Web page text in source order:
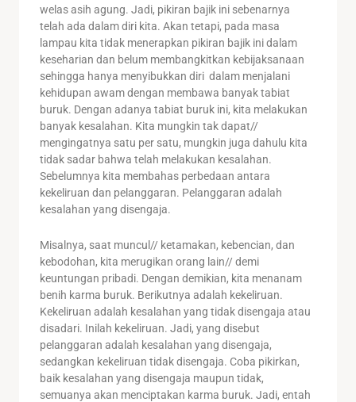
welas asih agung. Jadi, pikiran bajik ini sebenarnya
telah ada dalam diri kita. Akan tetapi, pada masa
lampau kita tidak menerapkan pikiran bajik ini dalam
keseharian dan belum membangkitkan kebijaksanaan
sehingga hanya menyibukkan diri dalam menjalani
kehidupan awam dengan membawa banyak tabiat
buruk. Dengan adanya tabiat buruk ini, kita melakukan
banyak kesalahan. Kita mungkin tak dapat//
mengingatnya satu per satu, mungkin juga dahulu kita
tidak sadar bahwa telah melakukan kesalahan.
Sebelumnya kita membahas perbedaan antara
kekeliruan dan pelanggaran. Pelanggaran adalah
kesalahan yang disengaja.
Misalnya, saat muncul// ketamakan, kebencian, dan
kebodohan, kita merugikan orang lain// demi
keuntungan pribadi. Dengan demikian, kita menanam
benih karma buruk. Berikutnya adalah kekeliruan.
Kekeliruan adalah kesalahan yang tidak disengaja atau
disadari. Inilah kekeliruan. Jadi, yang disebut
pelanggaran adalah kesalahan yang disengaja,
sedangkan kekeliruan tidak disengaja. Coba pikirkan,
baik kesalahan yang disengaja maupun tidak,
semuanya akan menciptakan karma buruk. Jadi, entah